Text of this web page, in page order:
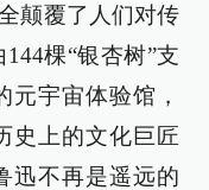
颠覆了人们对传
棵“银杏树”支
宇宙体验馆，
史上的文化巨匠
迅不再是遥远的